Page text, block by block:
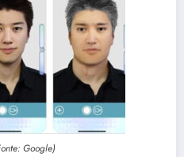
Google)